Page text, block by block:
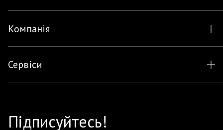
Компанія
Сервіси
Підписуйтесь!